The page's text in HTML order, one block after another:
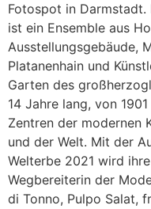
Fotospot in
ist ein Ensemble aus
Ausstellungsgebäude,
Platanenhain und
Garten des
14 Jahre lang, von
Zentren der modernen
und der Welt. Mit der
Welterbe 2021 wird
Wegbereiterin der
di Tonno, Pulpo Salat,